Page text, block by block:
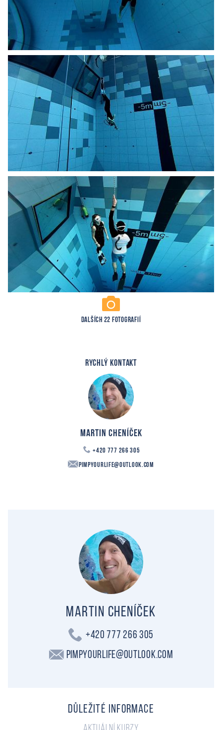
DALŠÍCH 22 FOTOGRAFIÍ
RYCHLÝ KONTAKT
Martin Cheníček
+420 777 266 305
PimpYourLife@outlook.com
Martin Cheníček
+420 777 266 305
PimpYourLife@outlook.com
Důležité informace